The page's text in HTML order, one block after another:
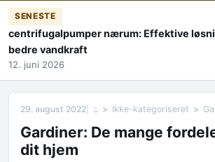
SENESTE
centrifugalpumper nærum: Effektive
bedre vandkraft
12. juni 2026
29. august 2022 ⌂ Ikke-kategoriseret
Gardiner: De mange
dit hjem